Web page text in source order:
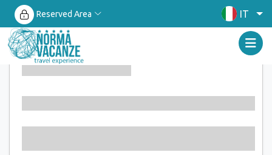
Reserved Area IT